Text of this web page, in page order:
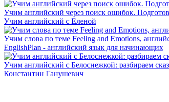
Учим английский через поиск ошибок.
Учим английский с Еленой
Учим слова по теме Feeling and Emotions,
EnglishPlan - английский язык для начинающих
Учим английский с Белоснежкой: разбираем
Константин Ганушевич